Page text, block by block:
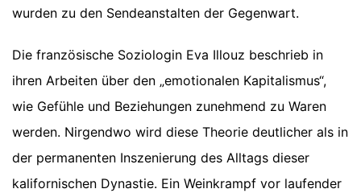
wurden zu den Sendeanstalten der Gegenwart.
Die französische Soziologin Eva Illouz beschrieb in
ihren Arbeiten über den „emotionalen Kapitalismus“,
wie Gefühle und Beziehungen zunehmend zu Waren
werden. Nirgendwo wird diese Theorie deutlicher als in
der permanenten Inszenierung des Alltags dieser
kalifornischen Dynastie. Ein Weinkrampf vor laufender